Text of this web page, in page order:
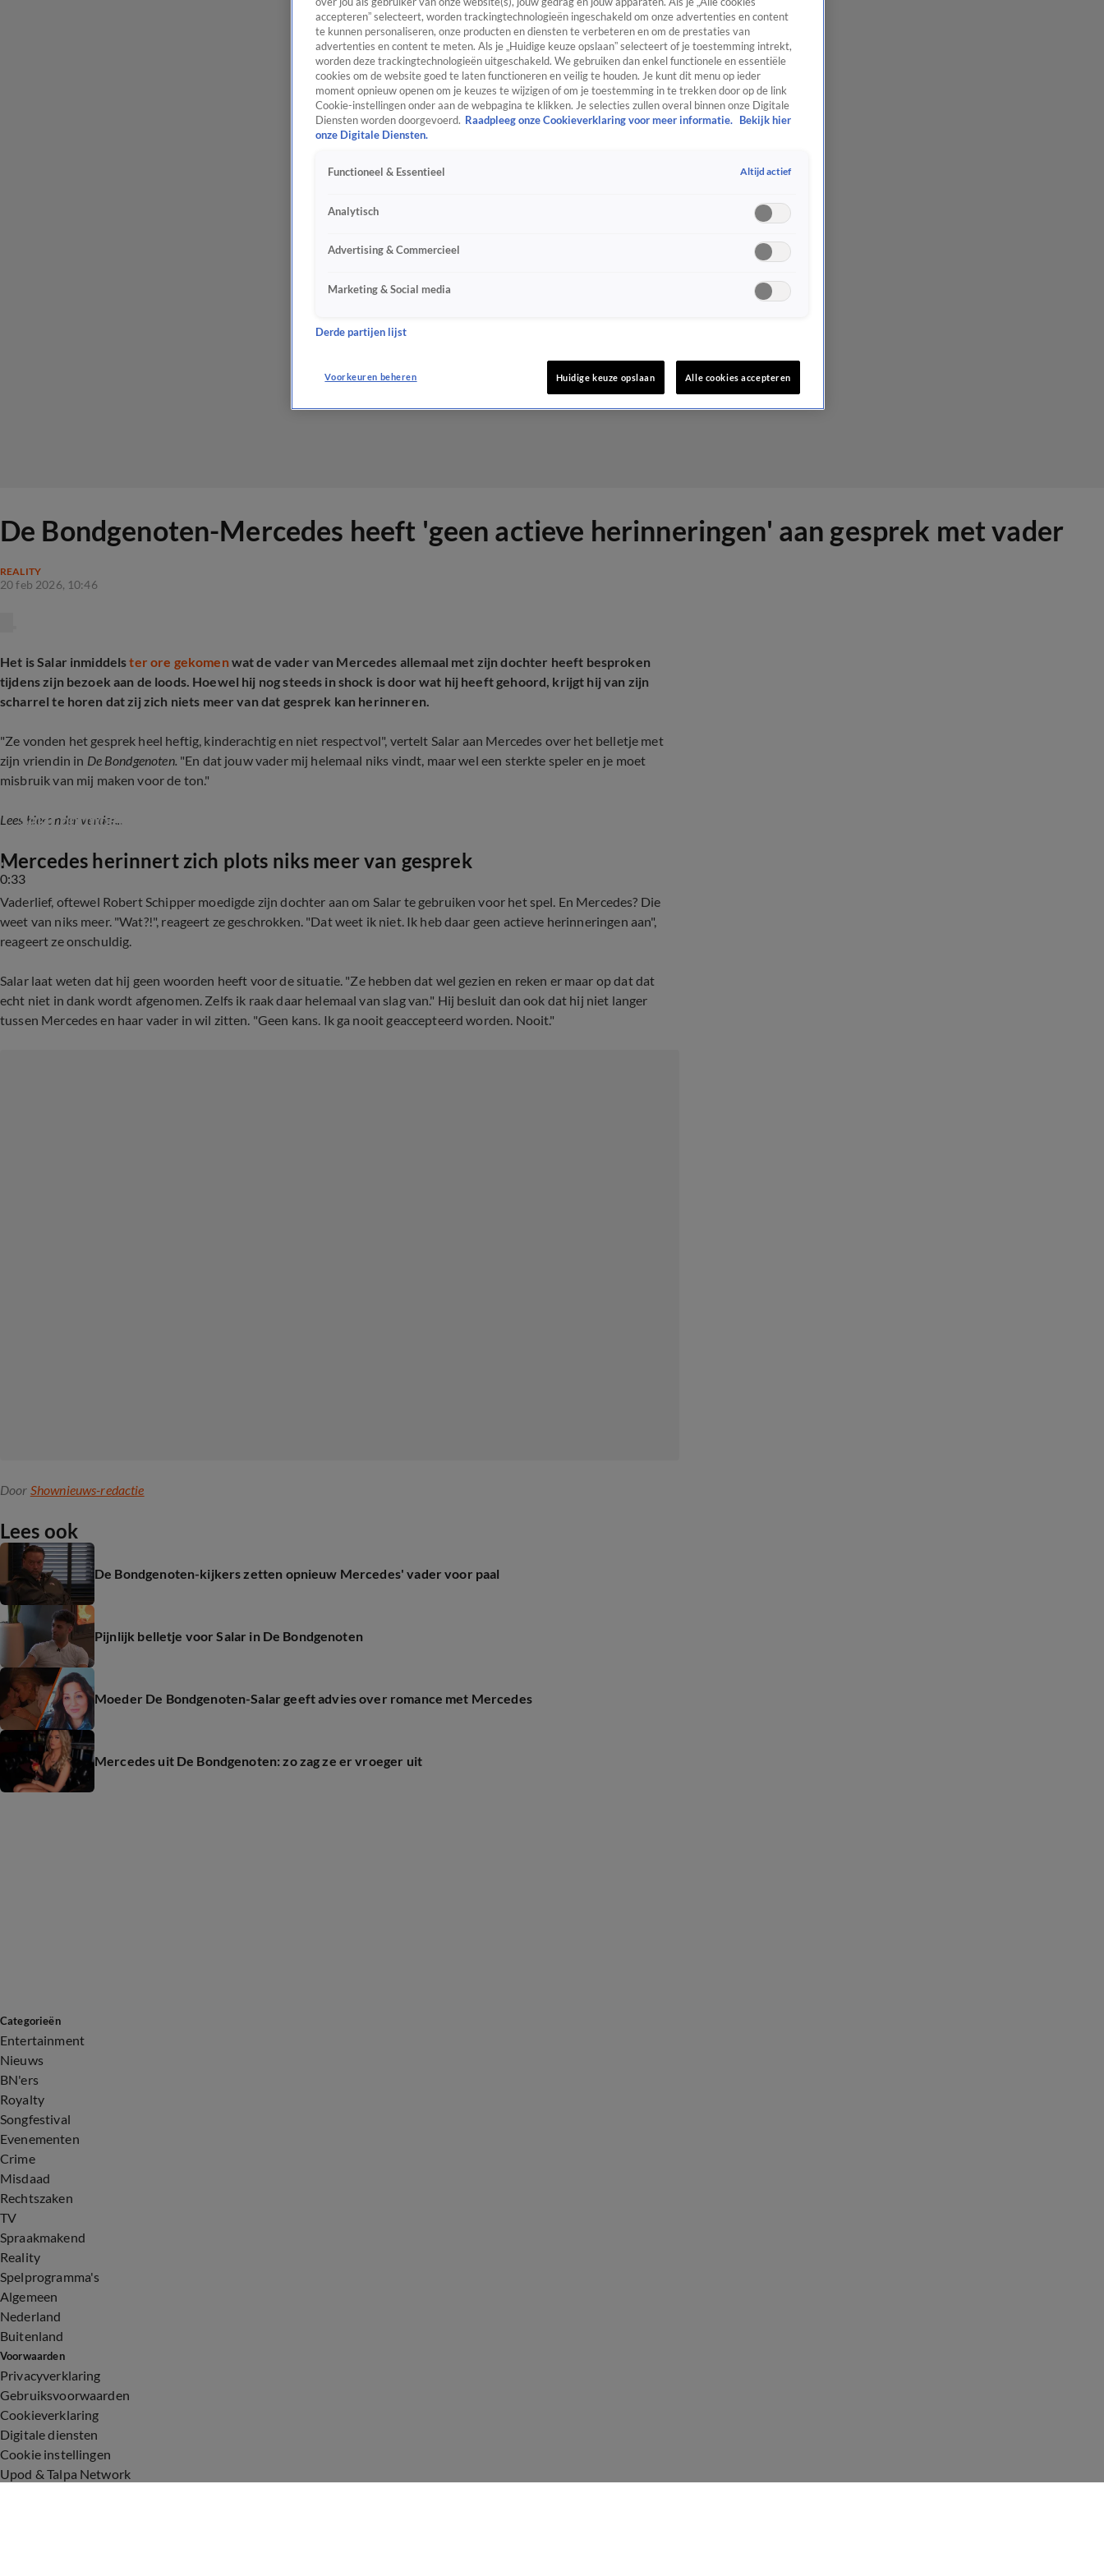
De Bondgenoten-Mercedes heeft 'geen actieve herinneringen' aan gesprek met vader
REALITY
20 feb 2026, 10:46
Het is Salar inmiddelster ore gekomenwat de vader van Mercedes allemaal met zijn dochter heeft besproken
tijdens zijn bezoek aan de loods. Hoewel hij nog steeds in shock is door wat hij heeft gehoord, krijgt hij van zijn
scharrel te horen dat zij zich niets meer van dat gesprek kan herinneren.
"Ze vonden het gesprek heel heftig, kinderachtig en niet respectvol", vertelt Salar aan Mercedes over het belletje met
zijn vriendin in De Bondgenoten. "En dat jouw vader mij helemaal niks vindt, maar wel een sterkte speler en je moet
misbruik van mij maken voor de ton."
Lees hieronder verder...
0:33
Salar ontmoet Mercedes' vader (De Bondgenoten)
Mercedes herinnert zich plots niks meer van gesprek
Vaderlief, oftewel Robert Schipper moedigde zijn dochter aan om Salar te gebruiken voor het spel. En Mercedes? Die
weet van niks meer. "Wat?!", reageert ze geschrokken. "Dat weet ik niet. Ik heb daar geen actieve herinneringen aan",
reageert ze onschuldig.
Salar laat weten dat hij geen woorden heeft voor de situatie. "Ze hebben dat wel gezien en reken er maar op dat dat
echt niet in dank wordt afgenomen. Zelfs ik raak daar helemaal van slag van." Hij besluit dan ook dat hij niet langer
tussen Mercedes en haar vader in wil zitten. "Geen kans. Ik ga nooit geaccepteerd worden. Nooit."
Door Shownieuws-redactie
Lees ook
De Bondgenoten-kijkers zetten opnieuw Mercedes' vader voor paal
Pijnlijk belletje voor Salar in De Bondgenoten
Moeder De Bondgenoten-Salar geeft advies over romance met Mercedes
Mercedes uit De Bondgenoten: zo zag ze er vroeger uit
Categorieën
Entertainment
Nieuws
BN'ers
Royalty
Songfestival
Evenementen
Crime
Misdaad
Rechtszaken
TV
Spraakmakend
Reality
Spelprogramma's
Algemeen
Nederland
Buitenland
Voorwaarden
Privacyverklaring
Gebruiksvoorwaarden
Cookieverklaring
Digitale diensten
Cookie instellingen
Upod & Talpa Network
accepteren” selecteert, worden trackingtechnologieën ingeschakeld om onze advertenties en content
te kunnen personaliseren, onze producten en diensten te verbeteren en om de prestaties van
advertenties en content te meten. Als je „Huidige keuze opslaan” selecteert of je toestemming intrekt,
worden deze trackingtechnologieën uitgeschakeld. We gebruiken dan enkel functionele en essentiële
cookies om de website goed te laten functioneren en veilig te houden. Je kunt dit menu op ieder
moment opnieuw openen om je keuzes te wijzigen of om je toestemming in te trekken door op de link
Cookie-instellingen onder aan de webpagina te klikken. Je selecties zullen overal binnen onze Digitale
Diensten worden doorgevoerd. Raadpleeg onze Cookieverklaring voor meer informatie.
Bekijk hier
onze Digitale Diensten.
Functioneel & Essentieel Altijd actief
Analytisch
Advertising & Commercieel
Marketing & Social media
Derde partijen lijst
Voorkeuren beheren Huidige keuze opslaan Alle cookies accepteren